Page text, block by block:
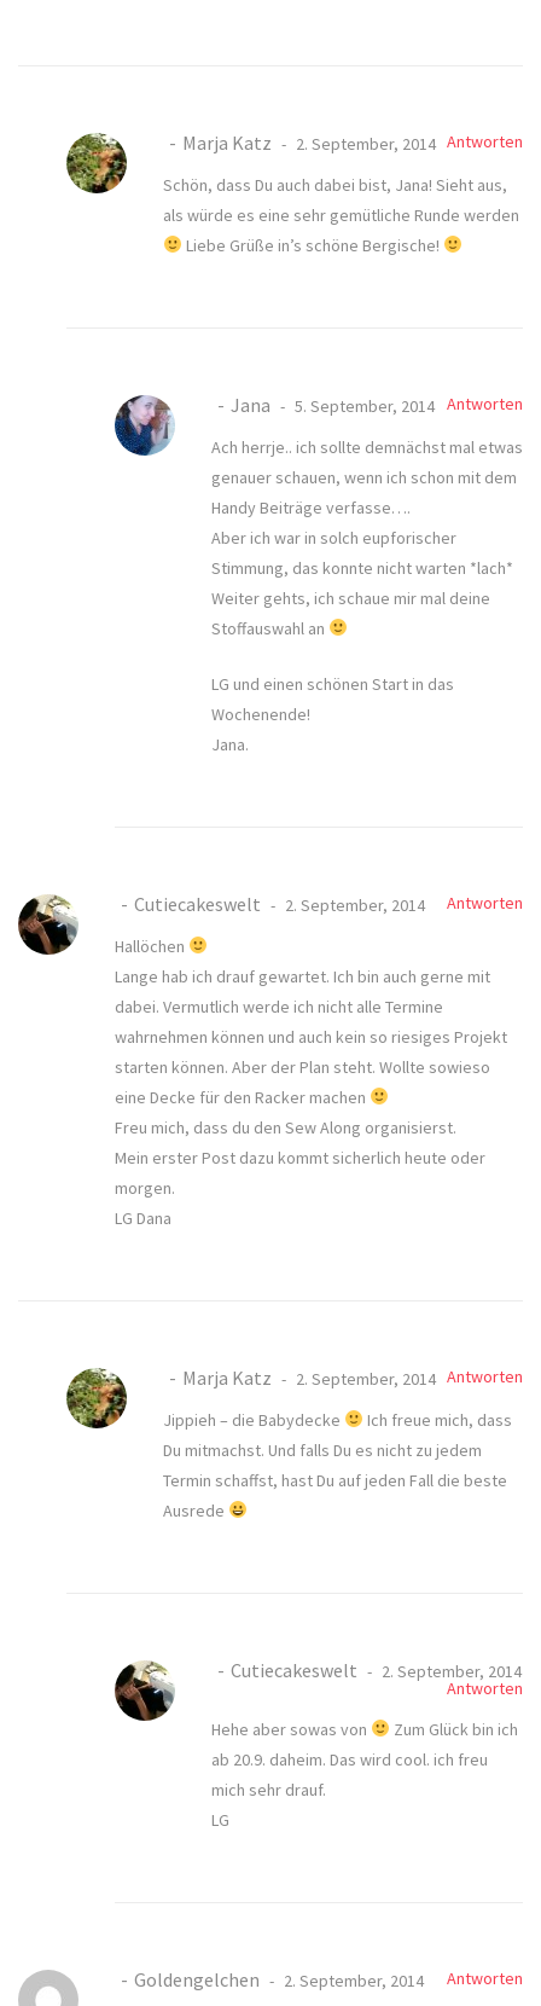
Marja Katz 2. September, 2014 Antworten
Schön, dass Du auch dabei bist, Jana! Sieht aus,
als würde es eine sehr gemütliche Runde werden
Liebe Grüße in’s schöne Bergische!
Jana 5. September, 2014 Antworten
Ach herrje.. ich sollte demnächst mal etwas
genauer schauen, wenn ich schon mit dem
Handy Beiträge verfasse….
Aber ich war in solch eupforischer
Stimmung, das konnte nicht warten *lach*
Weiter gehts, ich schaue mir mal deine
Stoffauswahl an
LG und einen schönen Start in das
Wochenende!
Jana.
Cutiecakeswelt 2. September, 2014
Antworten
Hallöchen
Lange hab ich drauf gewartet. Ich bin auch gerne mit
dabei. Vermutlich werde ich nicht alle Termine
wahrnehmen können und auch kein so riesiges Projekt
starten können. Aber der Plan steht. Wollte sowieso
eine Decke für den Racker machen
Freu mich, dass du den Sew Along organisierst.
Mein erster Post dazu kommt sicherlich heute oder
morgen.
LG Dana
Marja Katz 2. September, 2014 Antworten
Jippieh – die Babydecke
Ich freue mich, dass
Du mitmachst. Und falls Du es nicht zu jedem
Termin schaffst, hast Du auf jeden Fall die beste
Ausrede
Cutiecakeswelt 2. September, 2014
Antworten
Hehe aber sowas von
Zum Glück bin ich
ab 20.9. daheim. Das wird cool. ich freu
mich sehr drauf.
LG
Goldengelchen 2. September, 2014
Antworten